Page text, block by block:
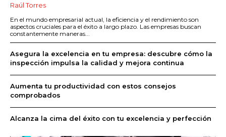
Raúl Torres
En el mundo empresarial actual, la eficiencia y el rendimiento son
aspectos cruciales para el éxito a largo plazo. Las empresas buscan
constantemente maneras...
Asegura la excelencia en tu empresa: descubre cómo la
inspección impulsa la calidad y mejora continua
Aumenta tu productividad con estos consejos
comprobados
Alcanza la cima del éxito con tu excelencia y perfección